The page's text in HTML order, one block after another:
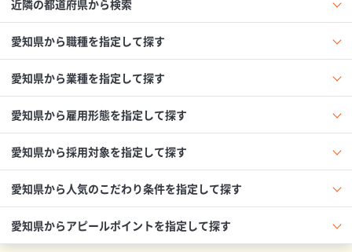
近隣の都道府県から検索
愛知県から職種を指定して探す
愛知県から業種を指定して探す
愛知県から雇用形態を指定して探す
愛知県から採用対象を指定して探す
愛知県から人気のこだわり条件を指定して探す
愛知県からアピールポイントを指定して探す